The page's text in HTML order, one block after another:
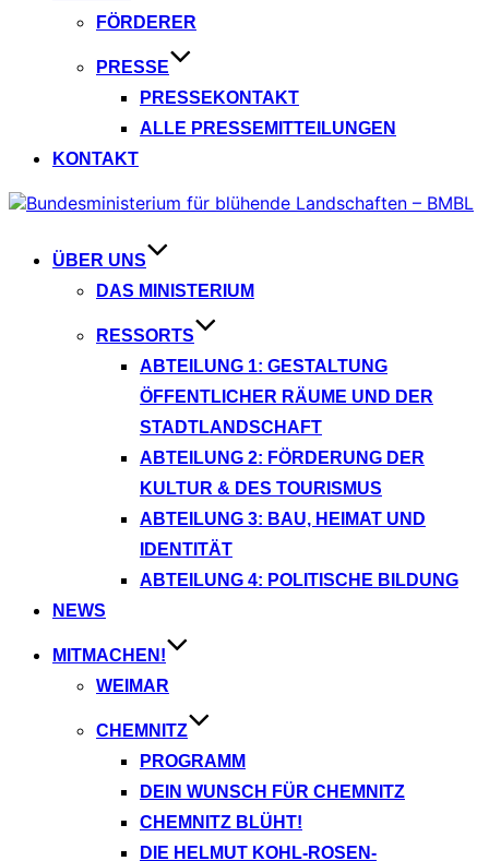
FÖRDERER
PRESSE
PRESSEKONTAKT
ALLE PRESSEMITTEILUNGEN
KONTAKT
Zum
springen
ÜBER UNS
DAS MINISTERIUM
RESSORTS
ABTEILUNG 1: GESTALTUNG
ÖFFENTLICHER RÄUME UND DER
STADTLANDSCHAFT
ABTEILUNG 2: FÖRDERUNG DER
KULTUR & DES TOURISMUS
ABTEILUNG 3: BAU, HEIMAT UND
IDENTITÄT
ABTEILUNG 4: POLITISCHE BILDUNG
NEWS
MITMACHEN!
WEIMAR
CHEMNITZ
PROGRAMM
DEIN WUNSCH FÜR CHEMNITZ
CHEMNITZ BLÜHT!
DIE HELMUT KOHL-ROSEN-